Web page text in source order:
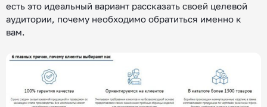
есть это идеальный вариант рассказать своей целевой
аудитории, почему необходимо обратиться именно к
вам.